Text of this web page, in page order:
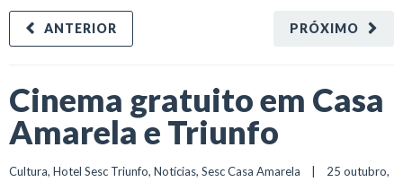
PRÓXIMO
ANTERIOR
Cinema gratuito em Casa
Amarela e Triunfo
Cultura, Hotel Sesc Triunfo, Notícias, Sesc Casa Amarela
    |    25 outubro,